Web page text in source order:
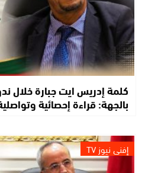
كلمة إدريس ايت جبارة خلال
بالجهة: قراءة إحصائية
إفني نيوز TV